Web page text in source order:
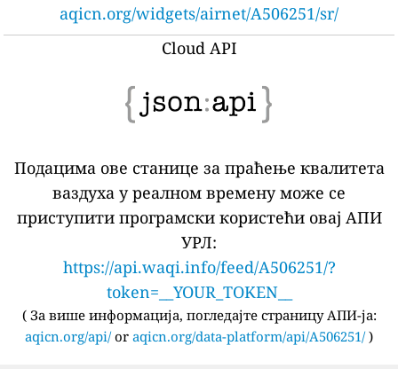
aqicn.org/widgets/airnet/A506251/sr/
Cloud API
Подацима ове станице за праћење квалитета
ваздуха у реалном времену може се
приступити програмски користећи овај АПИ
УРЛ:
https://api.waqi.info/feed/A506251/?
token=__YOUR_TOKEN__
( За више информација, погледајте страницу АПИ-ја:
aqicn.org/api/or aqicn.org/data-platform/api/A506251/)